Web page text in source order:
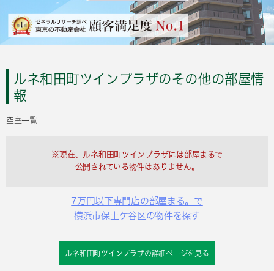
ルネ和田町ツインプラザのその他の部屋情
報
空室一覧
※現在、ルネ和田町ツインプラザには部屋まるで
公開されている物件はありません。
7万円以下専門店の部屋まる。で
横浜市保土ケ谷区の物件を探す
ルネ和田町ツインプラザの詳細ページを見る